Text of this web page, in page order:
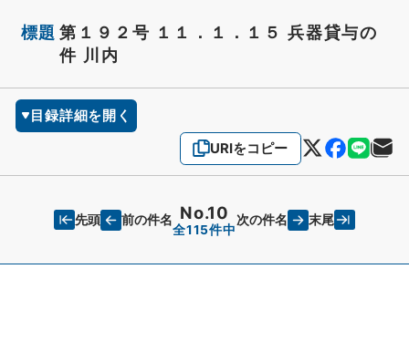
標題 第１９２号 １１．１．１５ 兵器貸与の
件 川内
目録詳細を開く
URIをコピー
先頭 前の件名 No.10
全115件中
次の件名 末尾